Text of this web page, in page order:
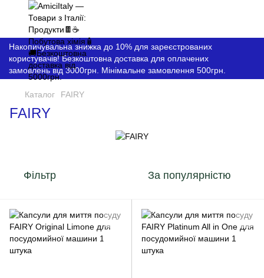
Накопичувальна знижка до 10% для зареєстрованих
користувачів! Безкоштовна доставка для оплачених
замовлень від 3000грн. Мінімальне замовлення 500грн.
Каталог FAIRY
FAIRY
Фільтр За популярністю